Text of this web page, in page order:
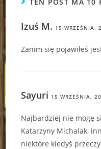
Izuś M. 15 WRZEŚNIA,
Zanim się pojawiłeś
Sayuri 15 WRZEŚNIA,
Najbardziej nie mogę
Katarzyny Michalak,
niektóre kiedyś